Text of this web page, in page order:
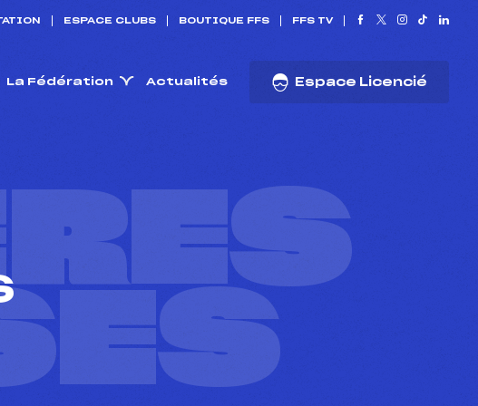
ESPACE CLUBS BOUTIQUE FFS FFS TV
La Fédération Actualités Espace Licencié